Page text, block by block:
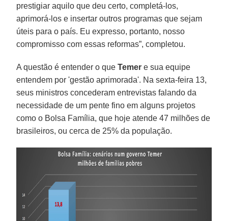
prestigiar aquilo que deu certo, completá-los,
aprimorá-los e insertar outros programas que sejam
úteis para o país. Eu expresso, portanto, nosso
compromisso com essas reformas”, completou.
A questão é entender o queTemer e sua equipe
entendem por 'gestão aprimorada'. Na sexta-feira 13,
seus ministros concederam entrevistas falando da
necessidade de um pente fino em alguns projetos
como o Bolsa Família, que hoje atende 47 milhões de
brasileiros, ou cerca de 25% da população.